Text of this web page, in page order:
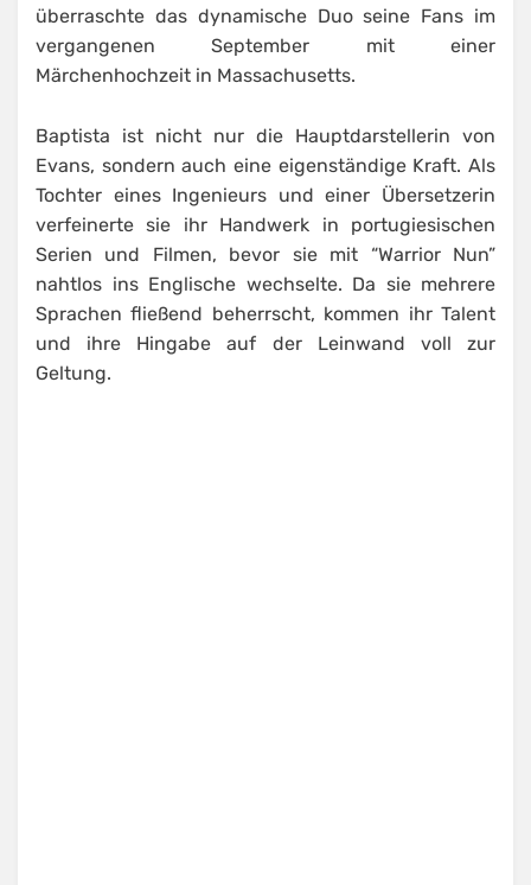
überraschte das dynamische Duo seine Fans im
vergangenen September mit einer
Märchenhochzeit in Massachusetts.
Baptista ist nicht nur die Hauptdarstellerin von
Evans, sondern auch eine eigenständige Kraft. Als
Tochter eines Ingenieurs und einer Übersetzerin
verfeinerte sie ihr Handwerk in portugiesischen
Serien und Filmen, bevor sie mit “Warrior Nun”
nahtlos ins Englische wechselte. Da sie mehrere
Sprachen fließend beherrscht, kommen ihr Talent
und ihre Hingabe auf der Leinwand voll zur
Geltung.